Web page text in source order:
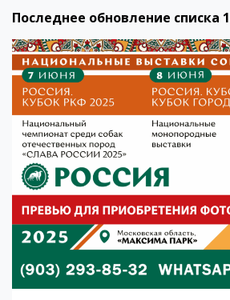
Последнее обновление списка